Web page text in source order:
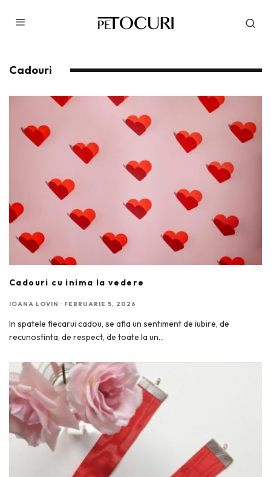
Cadouri
Cadouri cu inima la vedere
IOANA LOVIN · FEBRUARIE 5, 2026
In spatele fiecarui cadou, se afla un sentiment de iubire, de
recunostinta, de respect, de toate la un...